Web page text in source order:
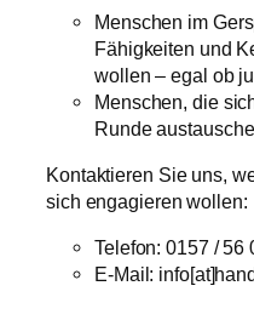
Menschen im
Fähigkeiten und
wollen – egal ob
Menschen, die
Runde
Kontaktieren Sie uns,
sich engagieren wollen:
Telefon: 0157 / 56
E-Mail: